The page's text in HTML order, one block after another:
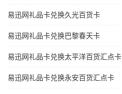
易迅网礼品卡兑换久光百货卡
易迅网礼品卡兑换巴黎春天卡
易迅网礼品卡兑换太平洋百货汇点卡
易迅网礼品卡兑换永安百货汇点卡